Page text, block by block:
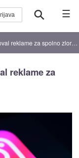
☰
za spolno zlorabo otrok
reklame za